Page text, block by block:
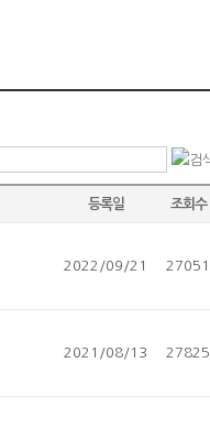
등록일 조회수
2022/09/21 27051
2021/08/13 27825